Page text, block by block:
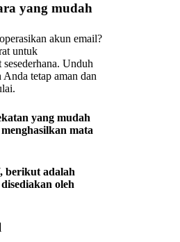
yang mudah
akun email?
untuk
Unduh
tetap aman dan
yang mudah
mata
berikut adalah
oleh